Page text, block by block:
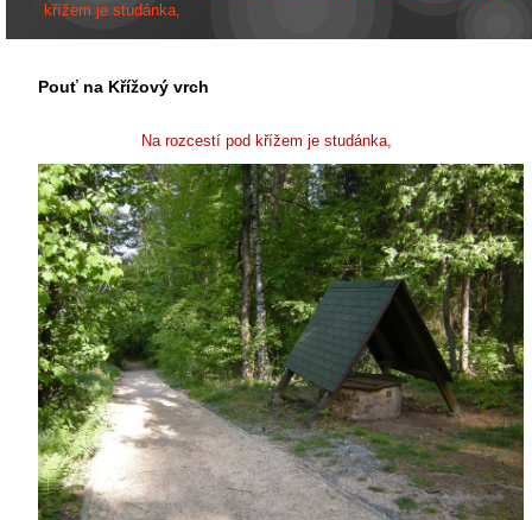
křížem je studánka,
Pouť na Křížový vrch
Na rozcestí pod křížem je studánka,